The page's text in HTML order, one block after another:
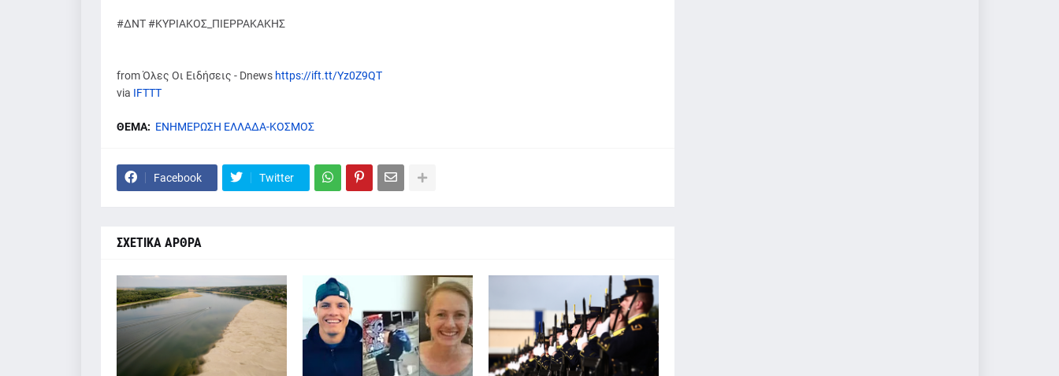
#ΔΝΤ #ΚΥΡΙΑΚΟΣ_ΠΙΕΡΡΑΚΑΚΗΣ
from Όλες Οι Ειδήσεις - Dnews https://ift.tt/Yz0Z9QT
via IFTTT
ΘΕΜΑ: ΕΝΗΜΕΡΩΣΗ ΕΛΛΑΔΑ-ΚΟΣΜΟΣ
Facebook Twitter
ΣΧΕΤΙΚΑ ΑΡΘΡΑ